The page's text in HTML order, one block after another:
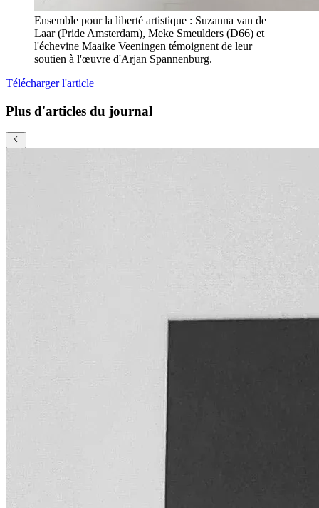
Ensemble pour la liberté artistique : Suzanna van de
Laar (Pride Amsterdam), Meke Smeulders (D66) et
l'échevine Maaike Veeningen témoignent de leur
soutien à l'œuvre d'Arjan Spannenburg.
Télécharger l'article
Plus d'articles du journal